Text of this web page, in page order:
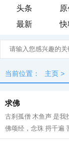
头条 原
最新
快
当前位置： 主页 >
求佛
古刹孤僧 木鱼声 是我
佛颂经，念珠 捋千遍